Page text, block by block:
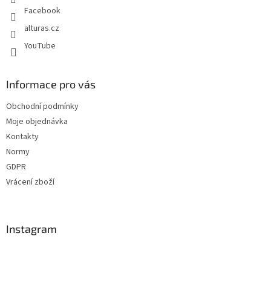
Facebook
alturas.cz
YouTube
Informace pro vás
Obchodní podmínky
Moje objednávka
Kontakty
Normy
GDPR
Vrácení zboží
Instagram